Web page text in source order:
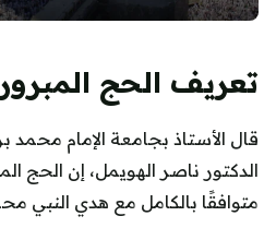
تعريف الحج المبرور
قال الأستاذ بجامعة الإمام محمد
الدكتور ناصر الهويمل، إن الحج
متوافقًا بالكامل مع هدي النبي